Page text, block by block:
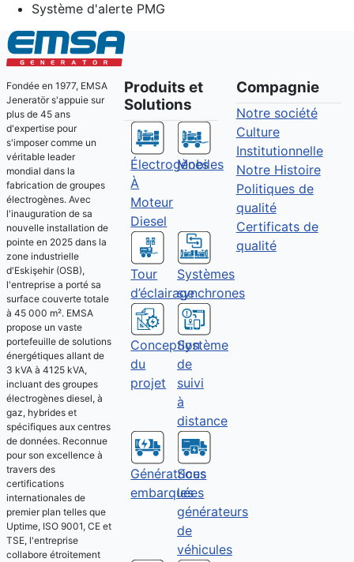
Système d'alerte PMG
Fondée en 1977, EMSA
Jeneratör s'appuie sur
plus de 45 ans
d'expertise pour
s'imposer comme un
véritable leader
mondial dans la
fabrication de groupes
électrogènes. Avec
l'inauguration de sa
nouvelle installation de
pointe en 2025 dans la
zone industrielle
d'Eskişehir (OSB),
l'entreprise a porté sa
surface couverte totale
à 45 000 m². EMSA
propose un vaste
portefeuille de solutions
énergétiques allant de
3 kVA à 4125 kVA,
incluant des groupes
électrogènes diesel, à
gaz, hybrides et
spécifiques aux centres
de données. Reconnue
pour son excellence à
travers des
certifications
internationales de
premier plan telles que
Uptime, ISO 9001, CE et
TSE, l'entreprise
collabore étroitement
Produits et
Solutions
Électrogènes
À
Moteur
Diesel
Mobiles
Tour
d’éclairage
Systèmes
synchrones
Conception
du
projet
Système
de
suivi
à
distance
Génératrices
embarquées
Sous
les
générateurs
de
véhicules
Compagnie
Notre société
Culture
Institutionnelle
Notre Histoire
Politiques de
qualité
Certificats de
qualité